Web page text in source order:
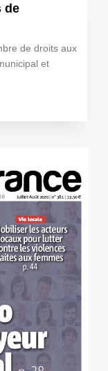
de
de droits aux
et